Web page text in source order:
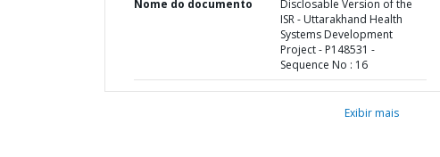
Nome do documento
Disclosable Version of the
ISR - Uttarakhand Health
Systems Development
Project - P148531 -
Sequence No : 16
Exibir mais